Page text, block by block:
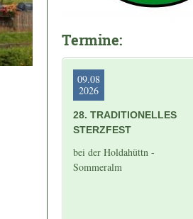
Termine:
09.08
2026
28. TRADITIONELLES
STERZFEST
bei der Holdahüttn -
Sommeralm